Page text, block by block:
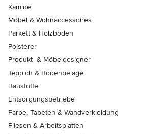
Kamine
Möbel & Wohnaccessoires
Parkett & Holzböden
Polsterer
Produkt- & Möbeldesigner
Teppich & Bodenbeläge
Baustoffe
Entsorgungsbetriebe
Farbe, Tapeten & Wandverkleidung
Fliesen & Arbeitsplatten